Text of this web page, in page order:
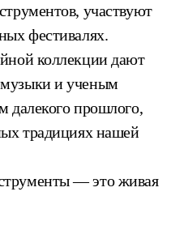
участвуют
фестивалях.
коллекции дают
и ученым
далекого прошлого,
традициях нашей
— это живая